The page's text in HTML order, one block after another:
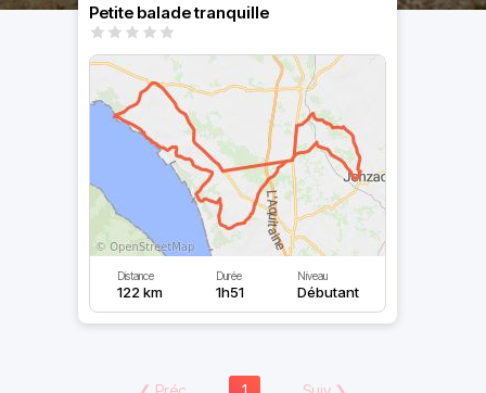
Petite balade tranquille
Distance
122 km
Durée
1h51
Niveau
Débutant